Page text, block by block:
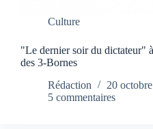
Culture
"Le dernier soir du dictateur"
des 3-Bornes
Rédaction
20
5 commentaires